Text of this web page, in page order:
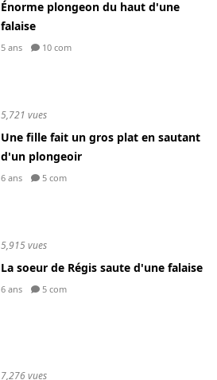
Énorme plongeon du haut d'une
falaise
5 ans 10 com
5,721 vues
Une fille fait un gros plat en sautant
d'un plongeoir
6 ans 5 com
5,915 vues
La soeur de Régis saute d'une falaise
6 ans 5 com
7,276 vues